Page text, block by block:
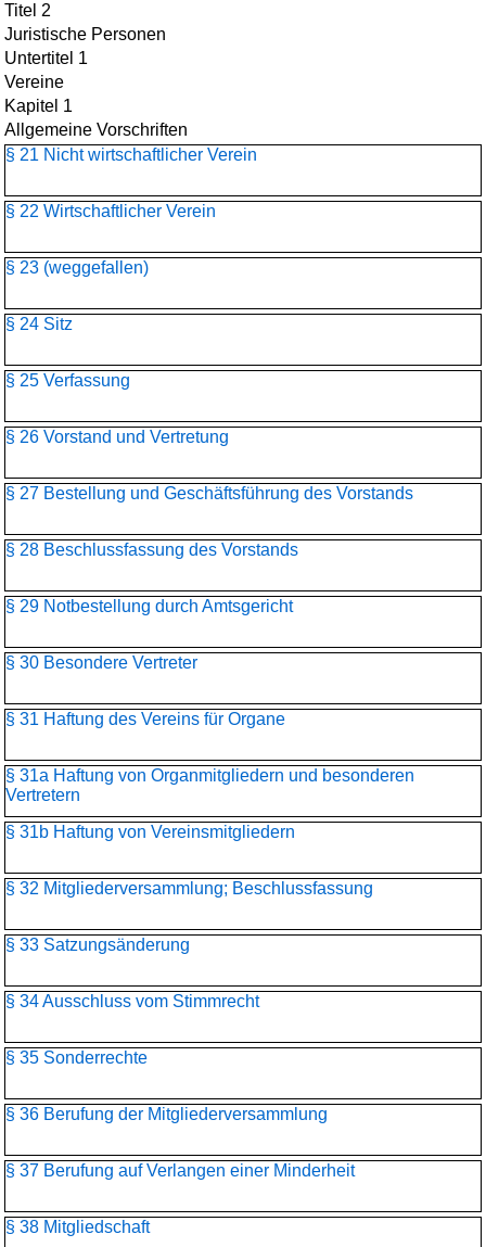
Titel 2
Juristische Personen
Untertitel 1
Vereine
Kapitel 1
Allgemeine Vorschriften
§ 21 Nicht wirtschaftlicher Verein
§ 22 Wirtschaftlicher Verein
§ 23 (weggefallen)
§ 24 Sitz
§ 25 Verfassung
§ 26 Vorstand und Vertretung
§ 27 Bestellung und Geschäftsführung des Vorstands
§ 28 Beschlussfassung des Vorstands
§ 29 Notbestellung durch Amtsgericht
§ 30 Besondere Vertreter
§ 31 Haftung des Vereins für Organe
§ 31a Haftung von Organmitgliedern und besonderen
Vertretern
§ 31b Haftung von Vereinsmitgliedern
§ 32 Mitgliederversammlung; Beschlussfassung
§ 33 Satzungsänderung
§ 34 Ausschluss vom Stimmrecht
§ 35 Sonderrechte
§ 36 Berufung der Mitgliederversammlung
§ 37 Berufung auf Verlangen einer Minderheit
§ 38 Mitgliedschaft